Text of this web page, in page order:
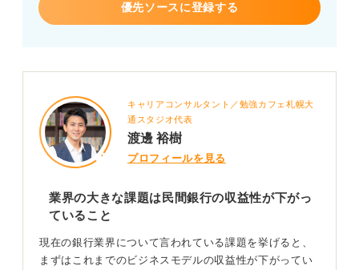
優先ソースに登録する
キャリアコンサルタント／勉強カフェ札幌大
通スタジオ代表
渡邊 裕樹
プロフィールを見る
業界の大きな課題は民間銀行の収益性が下がっ
ていること
現在の銀行業界について言われている課題を挙げると、
まずはこれまでのビジネスモデルの収益性が下がってい